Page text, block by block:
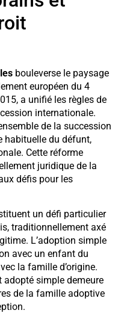
bouleverse le paysage
européen du 4
a unifié les règles de
internationale.
de la succession
habituelle du défunt,
Cette réforme
juridique de la
défis pour les
un défi particulier
traditionnellement axé
L’adoption simple
avec un enfant du
la famille d’origine.
adopté simple demeure
de la famille adoptive